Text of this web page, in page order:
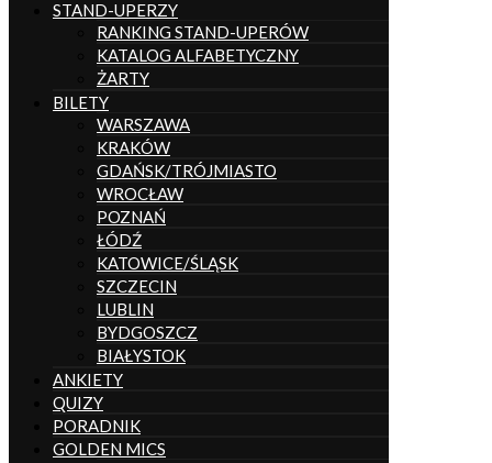
STAND-UPERZY
RANKING STAND-UPERÓW
KATALOG ALFABETYCZNY
ŻARTY
BILETY
WARSZAWA
KRAKÓW
GDAŃSK/TRÓJMIASTO
WROCŁAW
POZNAŃ
ŁÓDŹ
KATOWICE/ŚLĄSK
SZCZECIN
LUBLIN
BYDGOSZCZ
BIAŁYSTOK
ANKIETY
QUIZY
PORADNIK
GOLDEN MICS